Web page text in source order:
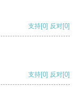
支持[0] 反对[0]
支持[0] 反对[0]